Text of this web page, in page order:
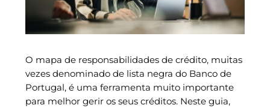
O mapa de responsabilidades de crédito, muitas
vezes denominado de lista negra do Banco de
Portugal, é uma ferramenta muito importante
para melhor gerir os seus créditos. Neste guia,